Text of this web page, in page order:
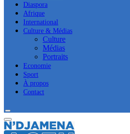
Diaspora
Afrique
International
Culture & Médias
Culture
Médias
Portraits
Economie
Sport
À propos
Contact